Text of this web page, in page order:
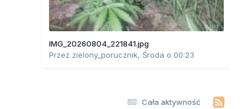
IMG_20260804_221841.jpg
Przez zielony_porucznik, Środa o 00:23
Cała aktywność